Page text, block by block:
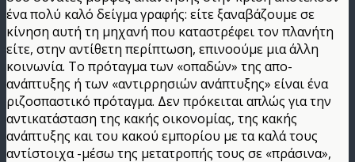
ένα πολύ καλό δείγμα γραφής: είτε ξαναβάζουμε σε
κίνηση αυτή τη μηχανή που καταστρέφει τον πλανήτη
είτε, στην αντίθετη περίπτωση, επινοούμε μια άλλη
κοινωνία. Το πρόταγμα των «οπαδών» της απο-
ανάπτυξης ή των «αντιρρησιών ανάπτυξης» είναι ένα
ριζοσπαστικό πρόταγμα. Δεν πρόκειται απλώς για την
αντικατάσταση της κακής οικονομίας, της κακής
ανάπτυξης και του κακού εμπορίου με τα καλά τους
αντίστοιχα -μέσω της μετατροπής τους σε «πράσινα»,